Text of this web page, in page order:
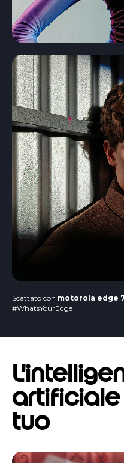
Scattato con motorola edge
#WhatsYourEdge
tuo